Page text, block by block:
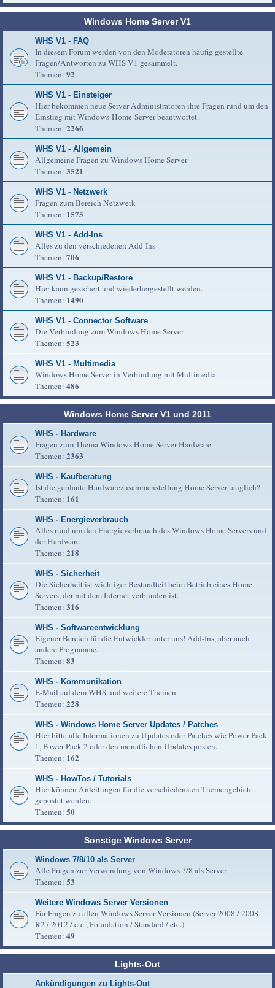
Windows Home Server V1
WHS V1 - FAQ
In diesem Forum werden von den Moderatoren häufig gestellte
Fragen/Antworten zu WHS V1 gesammelt.
Themen: 92
WHS V1 - Einsteiger
Hier bekommen neue Server-Administratoren ihre Fragen rund um den
Einstieg mit Windows-Home-Server beantwortet.
Themen: 2266
WHS V1 - Allgemein
Allgemeine Fragen zu Windows Home Server
Themen: 3521
WHS V1 - Netzwerk
Fragen zum Bereich Netzwerk
Themen: 1575
WHS V1 - Add-Ins
Alles zu den verschiedenen Add-Ins
Themen: 706
WHS V1 - Backup/Restore
Hier kann gesichert und wiederhergestellt werden.
Themen: 1490
WHS V1 - Connector Software
Die Verbindung zum Windows Home Server
Themen: 523
WHS V1 - Multimedia
Windows Home Server in Verbindung mit Multimedia
Themen: 486
Windows Home Server V1 und 2011
WHS - Hardware
Fragen zum Thema Windows Home Server Hardware
Themen: 2363
WHS - Kaufberatung
Ist die geplante Hardwarezusammenstellung Home Server tauglich?
Themen: 161
WHS - Energieverbrauch
Alles rund um den Energieverbrauch des Windows Home Servers und
der Hardware
Themen: 218
WHS - Sicherheit
Die Sicherheit ist wichtiger Bestandteil beim Betrieb eines Home
Servers, der mit dem Internet verbunden ist.
Themen: 316
WHS - Softwareentwicklung
Eigener Bereich für die Entwickler unter uns! Add-Ins, aber auch
andere Programme.
Themen: 83
WHS - Kommunikation
E-Mail auf dem WHS und weitere Themen
Themen: 228
WHS - Windows Home Server Updates / Patches
Hier bitte alle Informationen zu Updates oder Patches wie Power Pack
1, Power Pack 2 oder den monatlichen Updates posten.
Themen: 162
WHS - HowTos / Tutorials
Hier können Anleitungen für die verschiedensten Themengebiete
gepostet werden.
Themen: 50
Sonstige Windows Server
Windows 7/8/10 als Server
Alle Fragen zur Verwendung von Windows 7/8 als Server
Themen: 53
Weitere Windows Server Versionen
Für Fragen zu allen Windows Server Versionen (Server 2008 / 2008
R2 / 2012 / etc., Foundation / Standard / etc.)
Themen: 49
Lights-Out
Ankündigungen zu Lights-Out